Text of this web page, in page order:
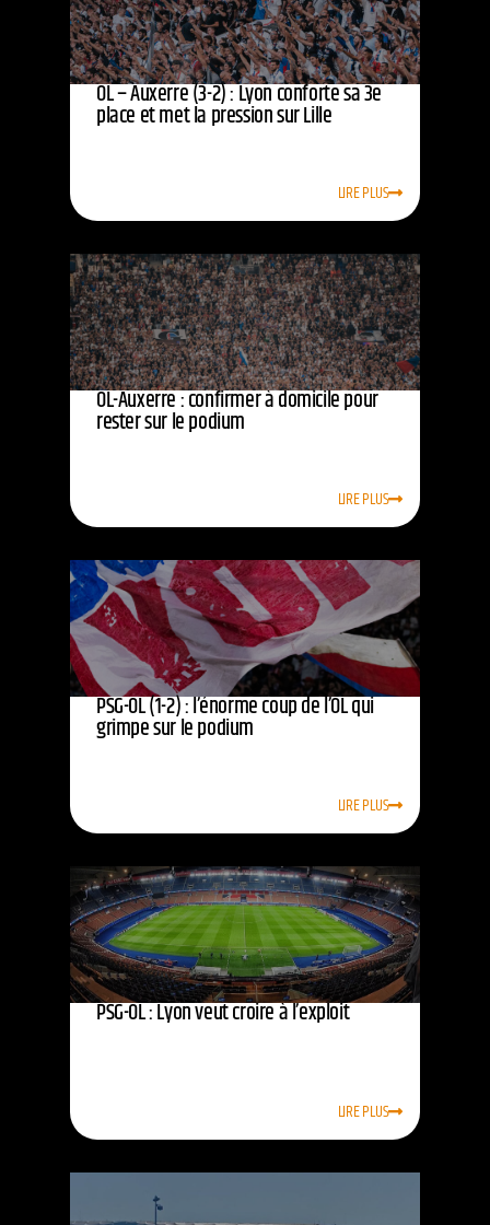
OL – Auxerre (3-2) : Lyon conforte sa 3e
place et met la pression sur Lille
LIRE PLUS
OL-Auxerre : confirmer à domicile pour
rester sur le podium
LIRE PLUS
PSG-OL (1-2) : l’énorme coup de l’OL qui
grimpe sur le podium
LIRE PLUS
PSG-OL : Lyon veut croire à l’exploit
LIRE PLUS